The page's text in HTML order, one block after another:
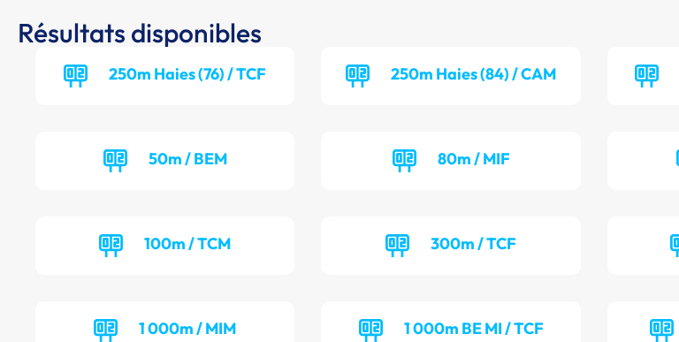
Résultats disponibles
250m Haies (76) / TCF 250m Haies (84) / CAM
50m / BEM 80m / MIF
100m / TCM 300m / TCF
1 000m / MIM 1 000m BE MI / TCF